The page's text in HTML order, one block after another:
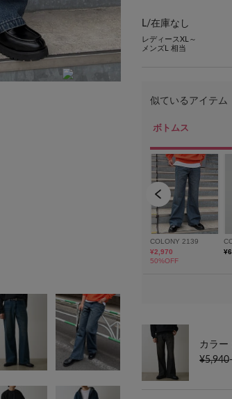
L/在庫なし
レディースXL～
メンズL 相当
カラー
¥5,940